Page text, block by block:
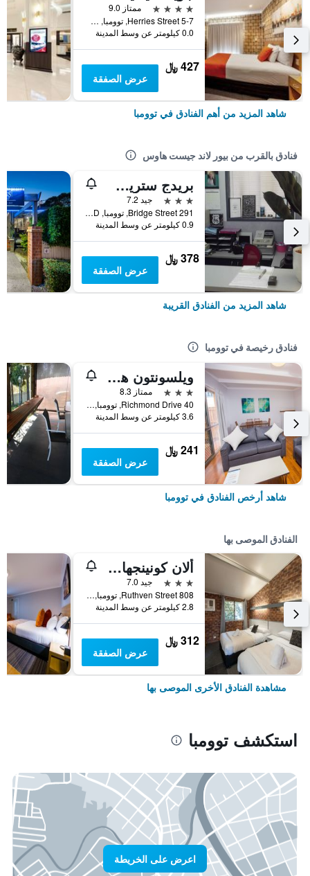
4 نجوم
ممتاز 9.0
5-7 Herries Street, توومبا, QLD, أستراليا
0.0 كيلومتر عن وسط المدينة
427 ﷼
عرض الصفقة
شاهد المزيد من أهم الفنادق في توومبا
فنادق بالقرب من بيور لاند جيست هاوس
بريدج ستريت موتور إن
3 نجوم
جيد 7.2
291 Bridge Street, توومبا, QLD, أستراليا
0.9 كيلومتر عن وسط المدينة
378 ﷼
عرض الصفقة
شاهد المزيد من الفنادق القريبة
فنادق رخيصة في توومبا
ويلسونتون هوتل
3 نجوم
ممتاز 8.3
40 Richmond Drive, توومبا, QLD, أستراليا
3.6 كيلومتر عن وسط المدينة
241 ﷼
عرض الصفقة
شاهد أرخص الفنادق في توومبا
الفنادق الموصى بها
ألان كونينجهام موتل
3 نجوم
جيد 7.0
808 Ruthven Street, توومبا, QLD, أستراليا
2.8 كيلومتر عن وسط المدينة
312 ﷼
عرض الصفقة
مشاهدة الفنادق الأخرى الموصى بها
استكشف توومبا
اعرض على الخريطة